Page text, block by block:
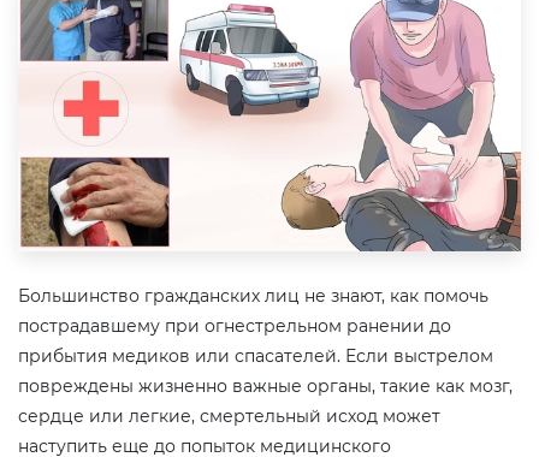
Большинство гражданских лиц не знают, как помочь
пострадавшему при огнестрельном ранении до
прибытия медиков или спасателей. Если выстрелом
повреждены жизненно важные органы, такие как мозг,
сердце или легкие, смертельный исход может
наступить еще до попыток медицинского